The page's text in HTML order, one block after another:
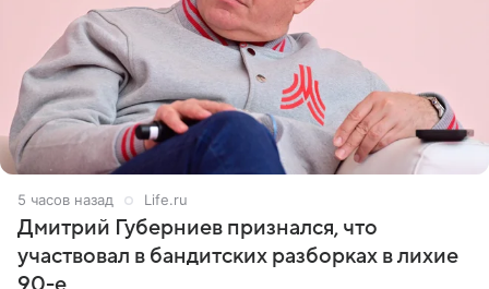
5 часов назад Life.ru
Дмитрий Губерниев признался, что
участвовал в бандитских разборках в лихие